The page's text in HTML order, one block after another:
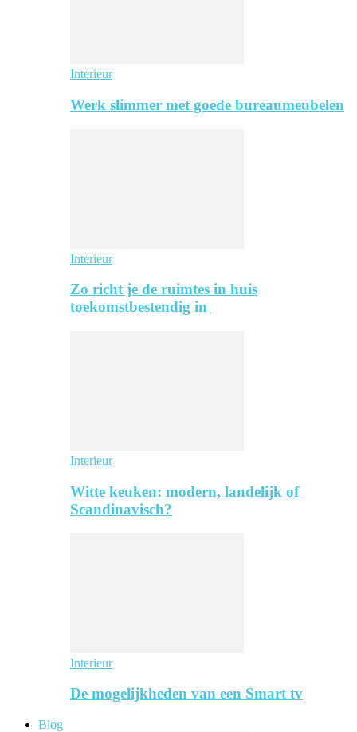
Interieur
Werk slimmer met goede bureaumeubelen
Interieur
Zo richt je de ruimtes in huis
toekomstbestendig in
Interieur
Witte keuken: modern, landelijk of
Scandinavisch?
Interieur
De mogelijkheden van een Smart tv
Blog